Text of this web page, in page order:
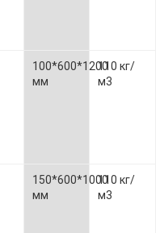
100*600*1200
мм
110 кг/
м3
150*600*1000
мм
110 кг/
м3